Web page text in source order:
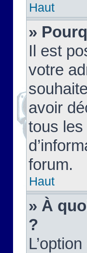
Haut
»
Il est
votre
avoir
tous les
forum.
Haut
» À
?